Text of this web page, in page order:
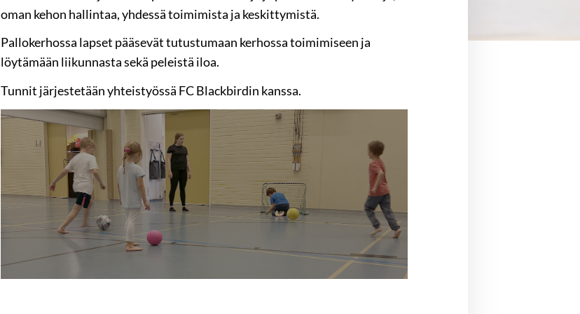
oman kehon hallintaa, yhdessä toimimista ja keskittymistä.
Pallokerhossa lapset pääsevät tutustumaan kerhossa toimimiseen ja
löytämään liikunnasta sekä peleistä iloa.
Tunnit järjestetään yhteistyössä FC Blackbirdin kanssa.